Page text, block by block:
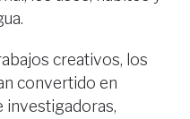
creativos, los
convertido en
investigadoras,